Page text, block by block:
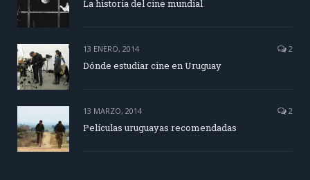
La historia del cine mundial
13 ENERO, 2014 2
Dónde estudiar cine en Uruguay
13 MARZO, 2014 2
Películas uruguayas recomendadas